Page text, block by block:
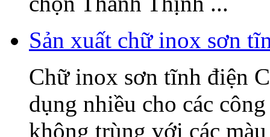
Sản xuất chữ inox sơn
Chữ inox sơn tĩnh điện
dụng nhiều cho các
không trùng với các